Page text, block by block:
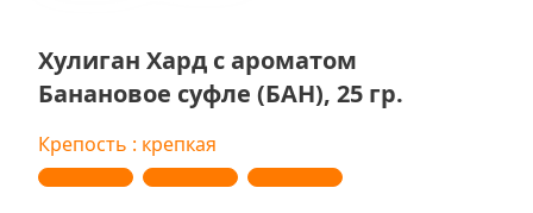
Хулиган Хард с ароматом
Банановое суфле (БАН), 25 гр.
Крепость : крепкая